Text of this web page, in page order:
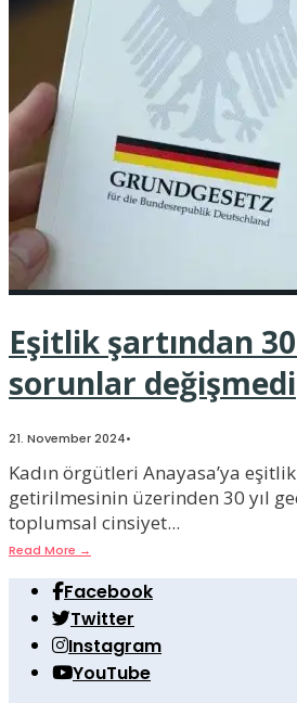
Eşitlik şartından
sorunlar değişmedi
21. November 2024•
Kadın örgütleri Anayasa’ya eşitlik
getirilmesinin üzerinden 30 yıl
toplumsal cinsiyet...
Read More →
Facebook
Twitter
Instagram
YouTube